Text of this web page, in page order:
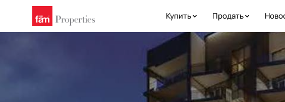
Купить Продать